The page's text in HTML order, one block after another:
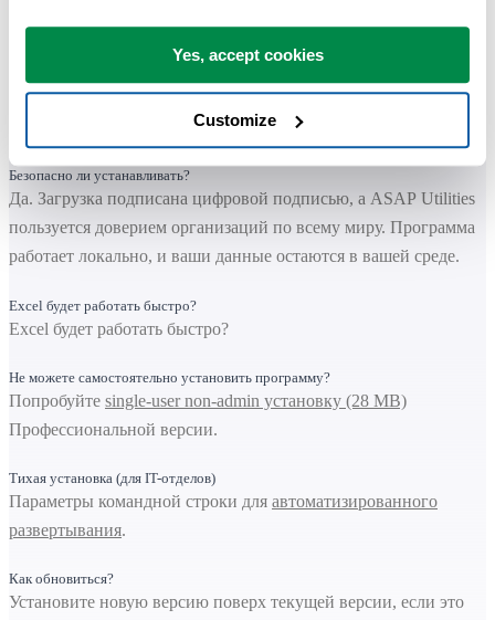
Yes, accept cookies
Customize
Работает ли это с моей версией Excel?
Работает с Microsoft 365 и Excel 2010-2024 (настольная версия
для Windows).
Недоступно для Excel Online, Excel для Mac и LibreOffice.
Безопасно ли устанавливать?
Да. Загрузка подписана цифровой подписью, а ASAP Utilities
пользуется доверием организаций по всему миру. Программа
работает локально, и ваши данные остаются в вашей среде.
Excel будет работать быстро?
Excel будет работать быстро?
Не можете самостоятельно установить программу?
Попробуйте single-user non-admin установку (28 MB)
Профессиональной версии.
Тихая установка (для IT-отделов)
Параметры командной строки для автоматизированного
развертывания.
Как обновиться?
Установите новую версию поверх текущей версии, если это